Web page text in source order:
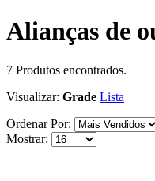
Alianças de
7 Produtos encontrados.
Visualizar: Grade Lista
Ordenar Por:
Mostrar: